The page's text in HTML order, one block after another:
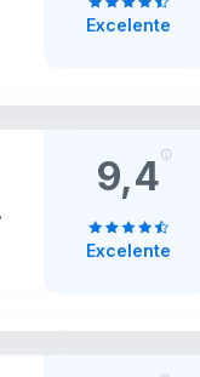
Excelente
9,4
Excelente